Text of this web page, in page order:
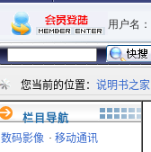
您当前的位置： 说明书之家
栏目导航
数码影像 · 移动通讯